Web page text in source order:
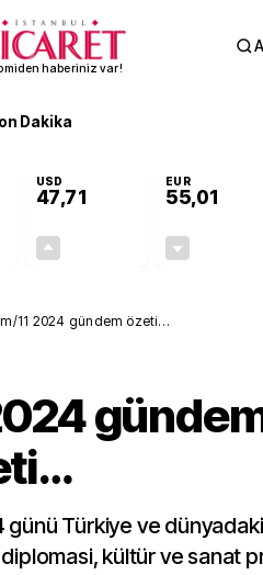
haberiniz var!
Dakika
USD
47,71
EUR
55,01
/11 2024 gündem özeti…
günü Türkiye ve
kültür ve sanat